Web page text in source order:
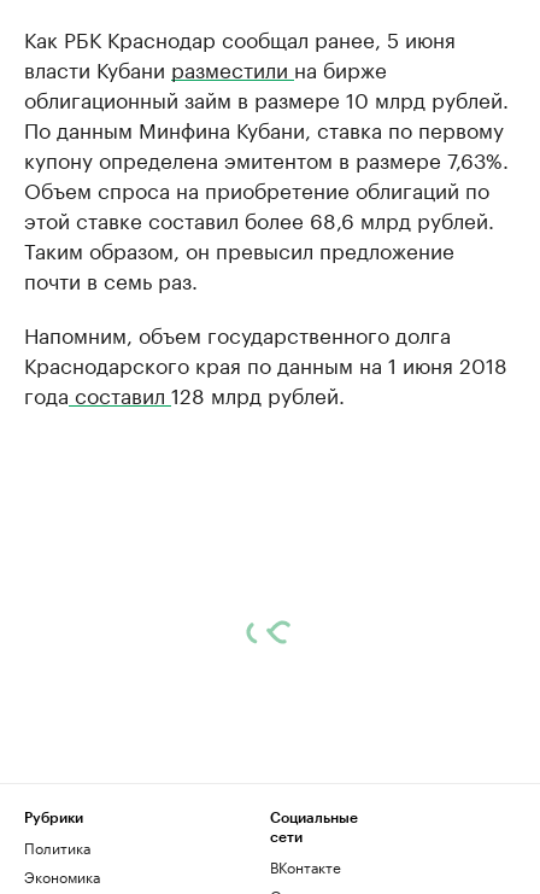
Как РБК Краснодар сообщал ранее, 5 июня
власти Кубани разместили на бирже
облигационный займ в размере 10 млрд рублей.
По данным Минфина Кубани, ставка по первому
купону определена эмитентом в размере 7,63%.
Объем спроса на приобретение облигаций по
этой ставке составил более 68,6 млрд рублей.
Таким образом, он превысил предложение
почти в семь раз.
Напомним, объем государственного долга
Краснодарского края по данным на 1 июня 2018
года составил 128 млрд рублей.
Рубрики
Политика
Экономика
Социальные
сети
ВКонтакте